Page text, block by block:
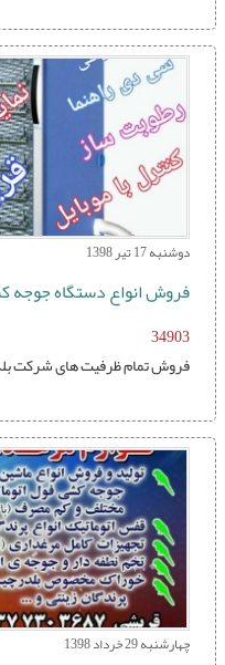
دوشنبه 17 تیر 1398
فروش انواع دستگاه جوجه
34903
فروش تمام ظرفیت های شرکت
چهارشنبه 29 خرداد 1398